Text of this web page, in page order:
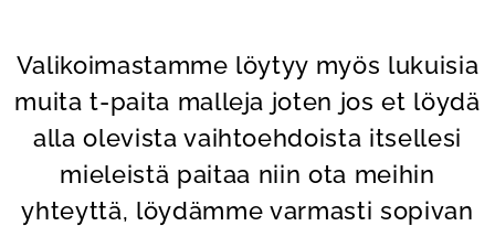
Valikoimastamme löytyy myös lukuisia
muita t-paita malleja joten jos et löydä
alla olevista vaihtoehdoista itsellesi
mieleistä paitaa niin ota meihin
yhteyttä, löydämme varmasti sopivan